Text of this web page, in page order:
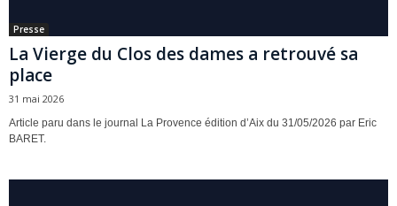
Presse
La Vierge du Clos des dames a retrouvé sa
place
31 mai 2026
Article paru dans le journal La Provence édition d’Aix du 31/05/2026 par Eric
BARET.